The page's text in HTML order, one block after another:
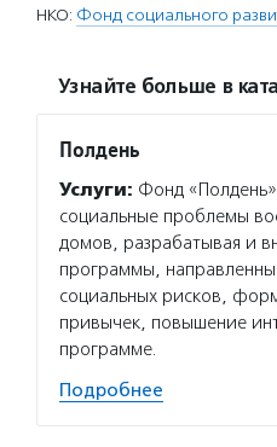
НКО: Фонд социального
Узнайте больше в
Полдень
Услуги: Фонд
социальные проблемы
домов, разрабатывая и
программы,
социальных рисков,
привычек, повышение
программе.
Подробнее